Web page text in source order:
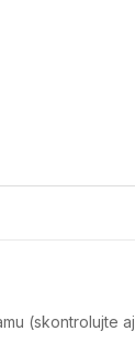
(skontrolujte aj